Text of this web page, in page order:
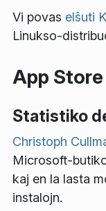
Vi povas elŝuti
Linukso-
App Store
Statistiko
Christoph
Microsoft-
kaj en la lasta
instalojn.